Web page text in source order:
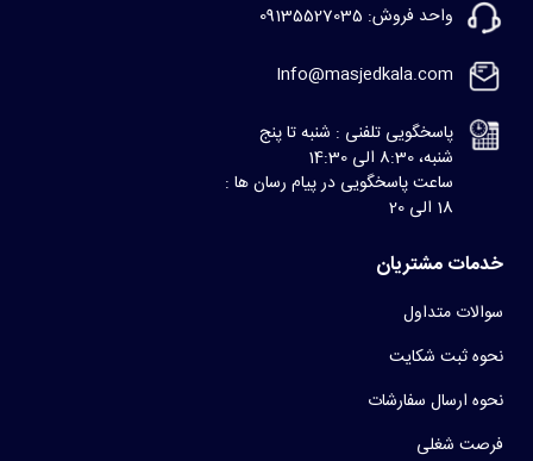
واحد فروش: 09135527035
Info@masjedkala.com
پاسخگویی تلفنی : شنبه تا پنج
شنبه، 8:30 الی 14:30
ساعت پاسخگویی در پیام رسان ها :
18 الی 20
خدمات مشتریان
سوالات متداول
نحوه ثبت شکایت
نحوه ارسال سفارشات
فرصت شغلی